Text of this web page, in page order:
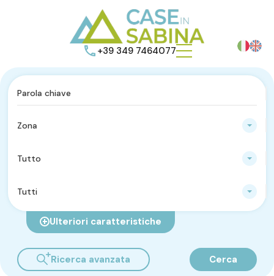
+39 349 7464077
Zona
Tutto
Tutti
Ulteriori caratteristiche
Ricerca avanzata Cerca